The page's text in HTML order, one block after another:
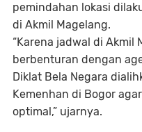
pemindahan lokasi
di Akmil Magelang.
“Karena jadwal di Akmil
berbenturan dengan
Diklat Bela Negara
Kemenhan di Bogor
optimal,” ujarnya.